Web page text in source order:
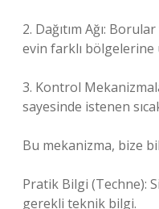
2. Dağıtım Ağı:
evin farklı bölgelerine
3. Kontrol
sayesinde istenen
Bu mekanizma, bize
Pratik Bilgi (Techne):
gerekli teknik bilgi.